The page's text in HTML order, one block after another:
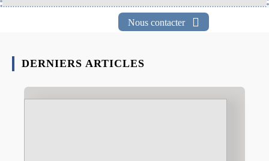
Nous contacter
DERNIERS ARTICLES